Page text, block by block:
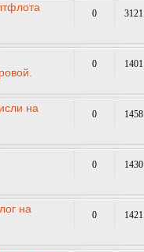
0 3121
0 1401
на
0 1458
0 1430
на
0 1421